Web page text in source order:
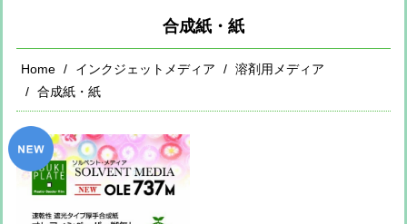
合成紙・紙
Home インクジェットメディア
溶剤用メディア
合成紙・紙